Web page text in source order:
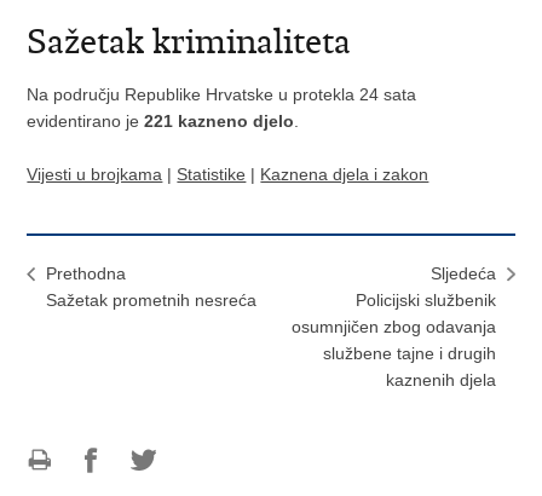
Sažetak kriminaliteta
Na području Republike Hrvatske u protekla 24 sata
evidentirano je221 kazneno djelo
Vijesti u brojkama | Statistike | Kaznena djela i zakon
Prethodna
Sažetak prometnih nesreća
Sljedeća
Policijski službenik
osumnjičen zbog odavanja
službene tajne i drugih
kaznenih djela